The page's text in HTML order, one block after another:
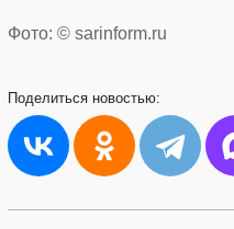
Фото: © sarinform.ru
Поделиться новостью: